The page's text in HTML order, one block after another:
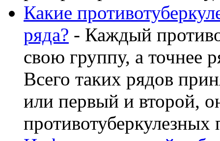
Какие
ряда? - Каждый
свою группу, а точнее
Всего таких рядов
или первый и второй,
противотуберкулезных